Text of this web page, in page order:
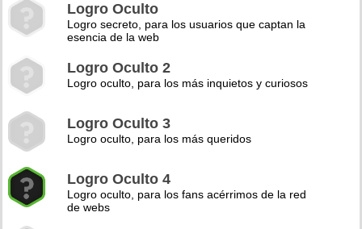
Logro Oculto
Logro secreto, para los usuarios que captan la
esencia de la web
Logro Oculto 2
Logro oculto, para los más inquietos y curiosos
Logro Oculto 3
Logro oculto, para los más queridos
Logro Oculto 4
Logro oculto, para los fans acérrimos de la red
de webs